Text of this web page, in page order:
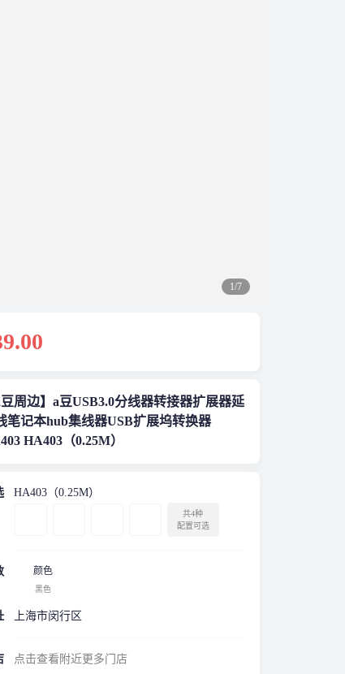
1/7
.00
豆周边】a豆USB3.0分线器转接器扩展器延
笔记本hub集线器USB扩展坞转换器
HA403（0.25M）
HA403（0.25M）
共4种
配置可选
颜色
黑色
上海市闵行区
点击查看附近更多门店